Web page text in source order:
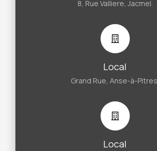
8, Rue Valliere, Jacmel.
Local
Grand Rue, Anse-à-
Local